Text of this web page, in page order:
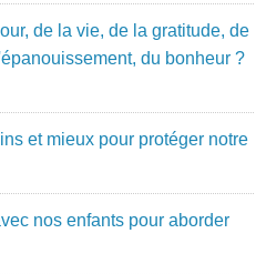
de la vie, de la gratitude, de
du bonheur ?
et mieux pour protéger notre
nos enfants pour aborder